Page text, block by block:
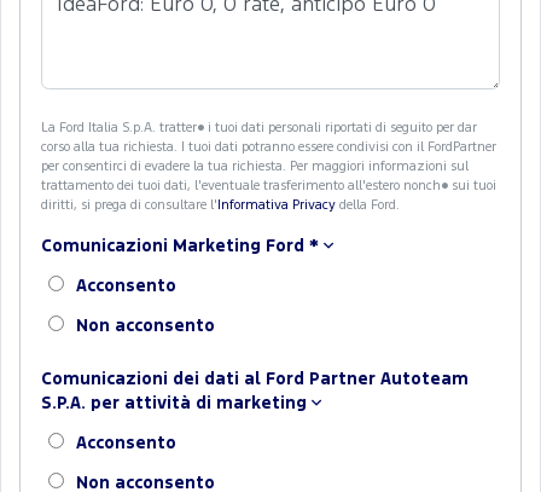
La Ford Italia S.p.A. tratter� i tuoi dati personali riportati di seguito per dar
corso alla tua richiesta. I tuoi dati potranno essere condivisi con il FordPartner
per consentirci di evadere la tua richiesta. Per maggiori informazioni sul
trattamento dei tuoi dati, l'eventuale trasferimento all'estero nonch� sui tuoi
diritti, si prega di consultare l' Informativa Privacy della Ford.
Comunicazioni Marketing Ford *
Acconsento
Non acconsento
Comunicazioni dei dati al Ford Partner Autoteam
S.P.A. per attività di marketing
Acconsento
Non acconsento